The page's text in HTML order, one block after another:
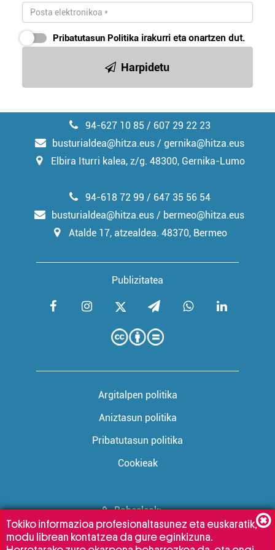
Pribatutasun Politika irakurri eta onartzen dut.
Harpidetu
94-627 10 85 / 607 29 22 23
busturialdea@hitza.eus / gernika@hitza.eus
Elbira Iturri kalea, z/g. 48300, Gernika-Lumo
Publizitatea
94-618 72 99 / 647 35 56 54
busturialdea@hitza.eus / bermeo@hitza.eus
Atalde 17, atzealdea. 48370, Bermeo
Argitalpen politika
Aniztasun politika
Pribatutasun politika
Cookieak
Babesleak:
Tokiko informazioa profesionaltasunez eta euskaratik,
modu librean kontatzea da gure eginkizuna.